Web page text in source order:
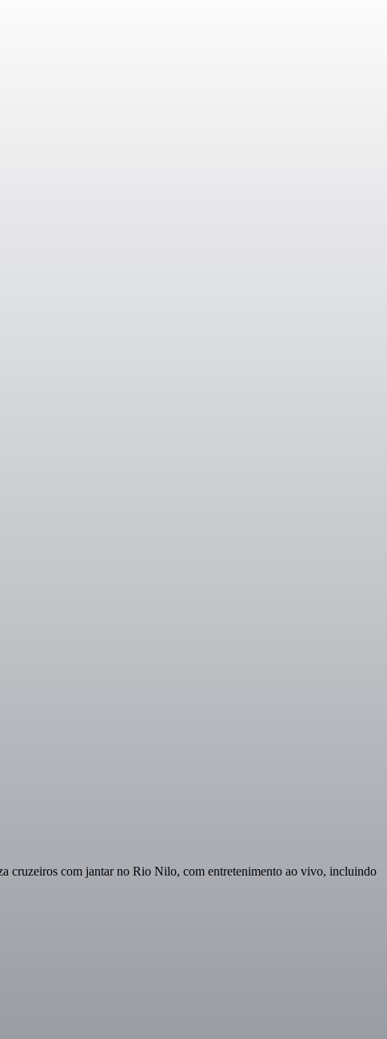
cruzeiros com jantar no Rio Nilo, com entretenimento ao vivo, incluindo